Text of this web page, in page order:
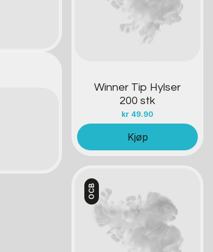
Winner Tip Hylser
200 stk
kr 49.90
Kjøp
OCB
Kontakt oss